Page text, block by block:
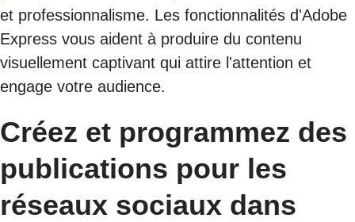
et professionnalisme. Les fonctionnalités d'Adobe
Express vous aident à produire du contenu
visuellement captivant qui attire l'attention et
engage votre audience.
Créez et programmez des
publications pour les
réseaux sociaux dans